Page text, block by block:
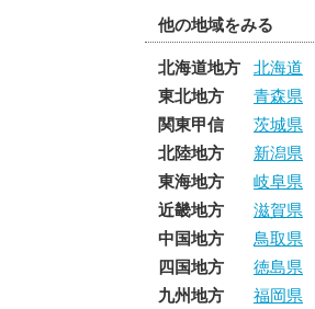
他の地域をみる
北海道地方
北海道
東北地方
青森県
関東甲信
茨城県
北陸地方
新潟県
東海地方
岐阜県
近畿地方
滋賀県
中国地方
鳥取県
四国地方
徳島県
九州地方
福岡県